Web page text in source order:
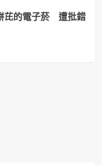
芘的電子菸 遭批錯